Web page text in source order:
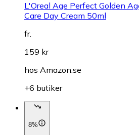
L'Oreal Age Perfect Golden
Care Day Cream 50ml
fr.
159 kr
hos Amazon.se
+6 butiker
8%